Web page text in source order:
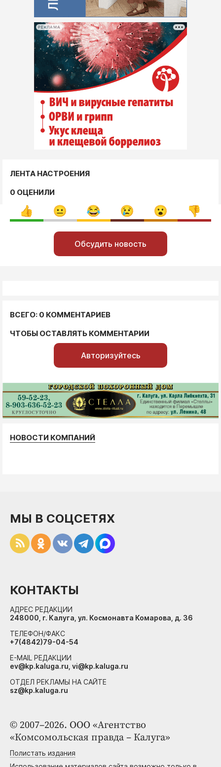
РЕКЛАМА
ЛЕНТА НАСТРОЕНИЯ
0 ОЦЕНИЛИ
Обсудить новость
ВСЕГО: 0 КОММЕНТАРИЕВ
ЧТОБЫ ОСТАВЛЯТЬ КОММЕНТАРИИ
Авторизуйтесь
НОВОСТИ КОМПАНИЙ
© 2007–2026. ООО «Агентство
«Комсомольская правда – Калуга»
Полистать издания
МЫ В СОЦСЕТЯХ
КОНТАКТЫ
АДРЕС РЕДАКЦИИ
248000, г. Калуга, ул. Космонавта Комарова, д. 36
ТЕЛЕФОН/ФАКС
+7(4842)79-04-54
E-MAIL РЕДАКЦИИ
ev@kp.kaluga.ru, vi@kp.kaluga.ru
ОТДЕЛ РЕКЛАМЫ НА САЙТЕ
sz@kp.kaluga.ru